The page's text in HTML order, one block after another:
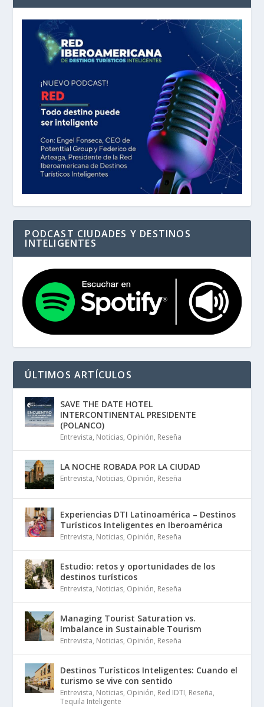
PODCAST CIUDADES Y DESTINOS
INTELIGENTES
ÚLTIMOS ARTÍCULOS
SAVE THE DATE HOTEL
INTERCONTINENTAL PRESIDENTE
(POLANCO)
Entrevista, Noticias, Opinión, Reseña
LA NOCHE ROBADA POR LA CIUDAD
Entrevista, Noticias, Opinión, Reseña
Experiencias DTI Latinoamérica – Destinos
Turísticos Inteligentes en Iberoamérica
Entrevista, Noticias, Opinión, Reseña
Estudio: retos y oportunidades de los
destinos turísticos
Entrevista, Noticias, Opinión, Reseña
Managing Tourist Saturation vs.
Imbalance in Sustainable Tourism
Entrevista, Noticias, Opinión, Reseña
Destinos Turísticos Inteligentes: Cuando el
turismo se vive con sentido
Entrevista, Noticias, Opinión, Red IDTI, Reseña,
Tequila Inteligente